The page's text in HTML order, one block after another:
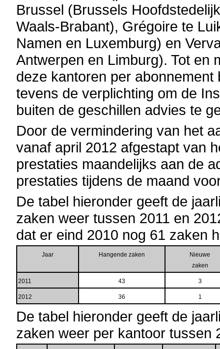
Brussel (Brussels
Waals-Brabant), Grégoire te
Namen en Luxemburg) en
Antwerpen en Limburg). Tot en
deze kantoren per
tevens de verplichting om de
buiten de geschillen advies te
Door de vermindering van het
vanaf april 2012 afgestapt van
prestaties maandelijks aan de
prestaties tijdens de maand
De tabel hieronder geeft de
zaken weer tussen 2011 en
dat er eind 2010 nog 61 zaken
Jaar Hangende zaken
Nieuwe
zaken
2011 43 3
2012 36 1
De tabel hieronder geeft de
zaken weer per kantoor tussen